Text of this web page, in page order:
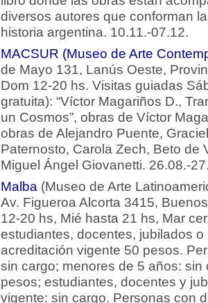
diversos autores que conforman
historia argentina. 10.11.-07.12.
MACSUR (Museo de Arte
de Mayo 131, Lanús Oeste,
Dom 12-20 hs. Visitas guiadas
gratuita): “Víctor Magariños D.,
un Cosmos”, obras de Víctor
obras de Alejandro Puente,
Paternosto, Carola Zech, Beto de
Miguel Ángel Giovanetti. 26.08.-
Malba (Museo de Arte
Av. Figueroa Alcorta 3415,
12-20 hs, Mié hasta 21 hs, Mar
estudiantes, docentes, jubilados
acreditación vigente 50 pesos.
sin cargo; menores de 5 años: sin
pesos; estudiantes, docentes y
vigente: sin cargo. Personas con